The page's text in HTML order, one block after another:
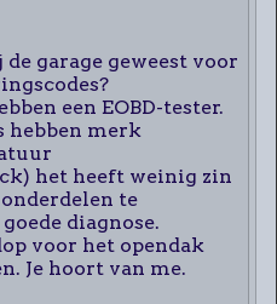
de garage geweest voor
een EOBD-tester.
hebben merk
het heeft weinig zin
te
diagnose.
voor het opendak
Je hoort van me.